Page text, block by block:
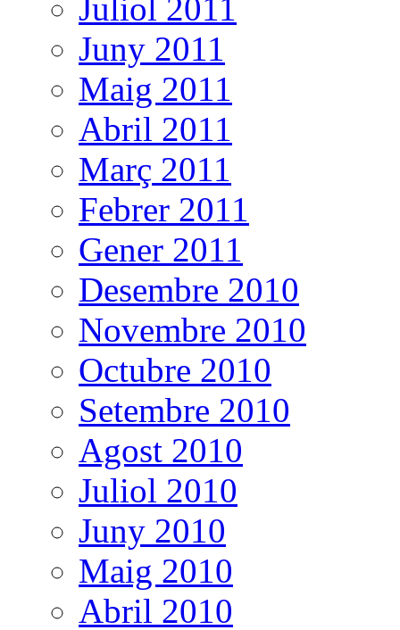
Juliol 2011
Juny 2011
Maig 2011
Abril 2011
Març 2011
Febrer 2011
Gener 2011
Desembre 2010
Novembre 2010
Octubre 2010
Setembre 2010
Agost 2010
Juliol 2010
Juny 2010
Maig 2010
Abril 2010